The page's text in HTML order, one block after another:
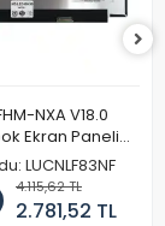
NXA V18.0
Ekran Paneli
144Hz
LUCNLF83NF
4.115,62 TL
2.781,52 TL